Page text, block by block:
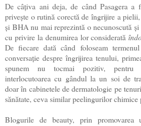
De câțiva ani deja, de când Pasagera a
privește o rutină corectă de îngrijire a
și BHA nu mai reprezintă o necunoscută
cu privire la denumirea lor considerată
De fiecare dată când foloseam termenul
conversație despre îngrijirea tenului,
spunem nu tocmai pozitiv, pentru
interlocutoarea cu gândul la un soi de
doar în cabinetele de dermatologie pe
sănătate, ceva similar peelingurilor chimice
Blogurile de beauty, prin promovarea